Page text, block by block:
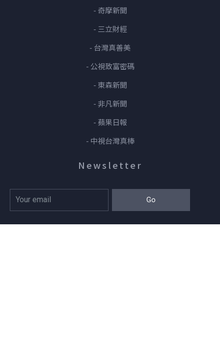
- 奇摩新聞
- 三立財經
- 台灣真善美
- 公視致富密碼
- 東森新聞
- 非凡新聞
- 蘋果日報
- 中視台灣真棒
Newsletter
Go